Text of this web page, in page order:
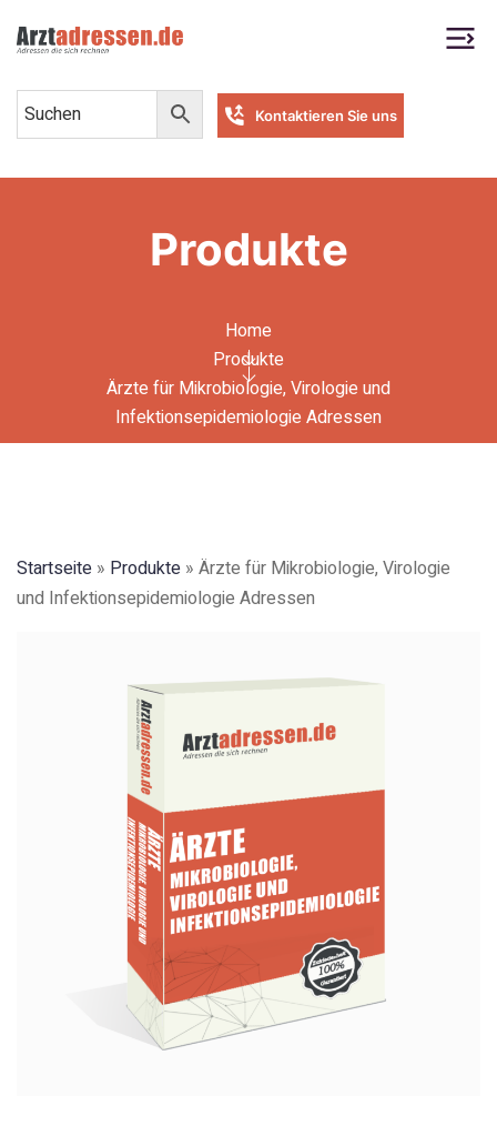
Kontaktieren Sie uns
Produkte
Home
Produkte
Ärzte für Mikrobiologie, Virologie und
Infektionsepidemiologie Adressen
Startseite » Produkte » Ärzte für Mikrobiologie, Virologie
und Infektionsepidemiologie Adressen